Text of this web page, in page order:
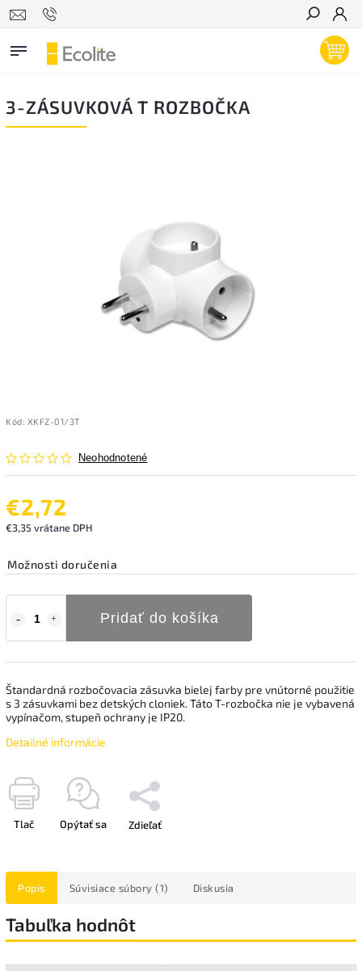
Hľadať
3-ZÁSUVKOVÁ T ROZBOČKA
Kód: XKFZ-01/3T
Neohodnotené
€2,72
€3,35 vrátane DPH
Možnosti doručenia
Pridať do košíka
Štandardná rozbočovacia zásuvka bielej farby pre vnútorné použitie
s 3 zásuvkami bez detských cloniek. Táto T-rozbočka nie je vybavená
vypínačom, stupeň ochrany je IP20.
Detailné informácie
Tlač Opýtať sa Zdieľať
Popis Súvisiace súbory (1) Diskusia
Tabuľka hodnôt